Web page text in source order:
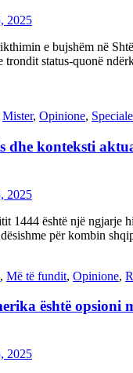
2025
e bujshëm në
trondit status-quonë
Mister, Opinione, Speciale
dhe konteksti
2025
1444 është një ngjarje
për kombin
, Më të fundit, Opinione,
është opsioni
2025